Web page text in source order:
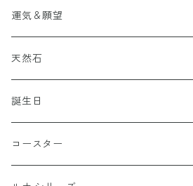
五芒星
小さなお守りシリーズ
ブレスレット
六芒星
小さなお守りシリーズ
ブレスレット
ブレスレット
イヤリング・ピアス
運気＆願望
魔除け・厄除け・悪縁切り・結界
金運・勝負運
人間関係・良縁
天然石
神獣
水晶（クリスタル）
誕生日
1月
コースター